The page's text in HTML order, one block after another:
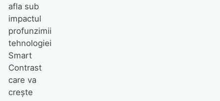
afla sub
impactul
profunzimii
tehnologiei
Smart
Contrast
care va
crește